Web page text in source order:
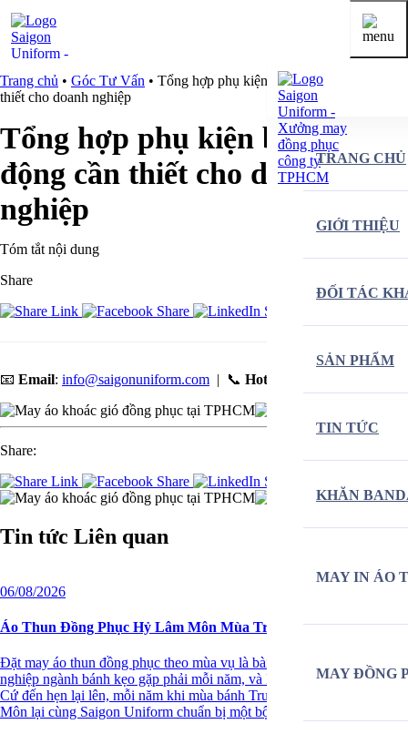
TRANG CHỦ
GIỚI THIỆU
ĐỐI TÁC
SẢN PHẨM
TIN TỨC
KHĂN
MAY IN ÁO
MAY ĐỒNG
Trang chủ • Góc Tư Vấn • Tổng hợp phụ kiện bảo hộ lao động cần
thiết cho doanh nghiệp
Tổng hợp phụ kiện bảo hộ lao
động cần thiết cho doanh
nghiệp
Tóm tắt nội dung
Share
📧 Email: info@saigonuniform.com | 📞 Hotline
Share:
Tin tức Liên quan
06/08/2026
Áo Thun Đồng Phục Hỷ Lâm Môn Mùa Trung Thu Năm Thứ 3
Đặt may áo thun đồng phục theo mùa vụ là bài toán mà nhiều doanh
nghiệp ngành bánh kẹo gặp phải mỗi năm, và Hỷ Lâm Môn cũng vậy.
Cứ đến hẹn lại lên, mỗi năm khi mùa bánh Trung Thu về, Hỷ Lâm
Môn lại cùng Saigon Uniform chuẩn bị một bộ đồng phục […]